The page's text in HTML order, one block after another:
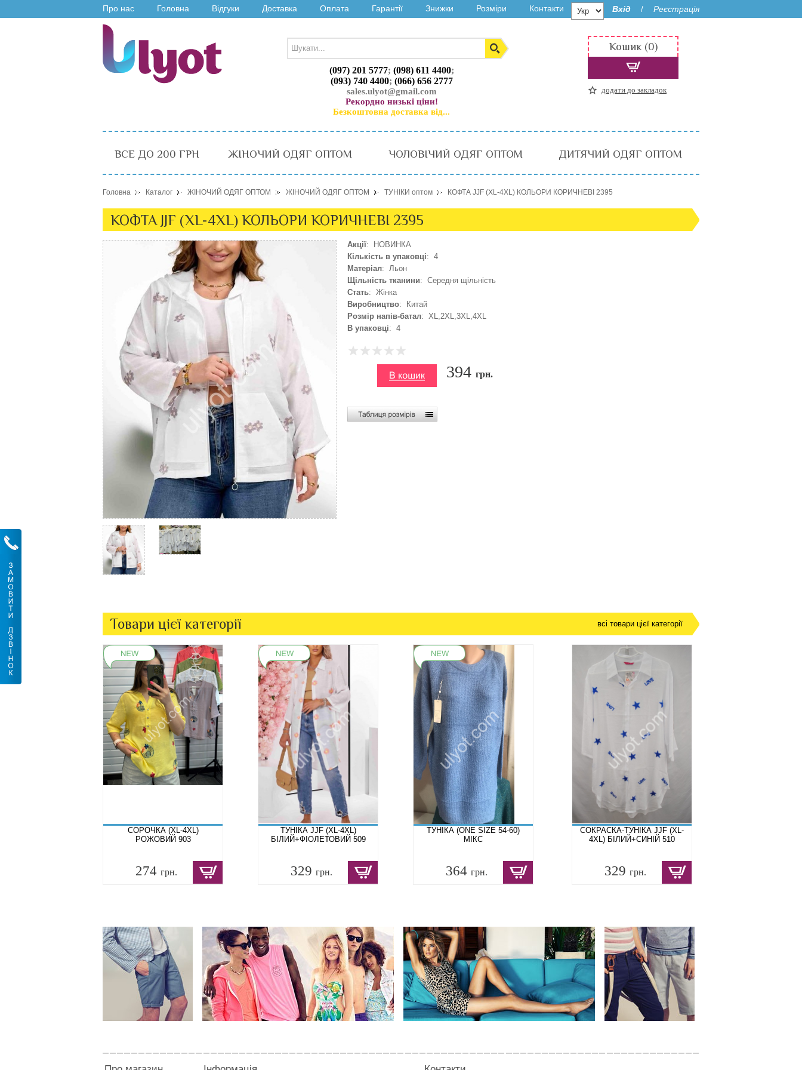
Про нас Головна Відгуки Доставка Оплата Гарантії Знижки Розміри Контакти Вхід / Реєстрація
(097) 201 5777; (098) 611 4400;
(093) 740 4400; (066) 656 2777
sales.ulyot@gmail.com
Рекордно низькі ціни!
Безкоштовна доставка від...
Кошик (0)
додати до закладок
ВСЕ ДО 200 ГРН ЖІНОЧИЙ ОДЯГ ОПТОМ ЧОЛОВІЧИЙ ОДЯГ ОПТОМ ДИТЯЧИЙ ОДЯГ ОПТОМ
Головна Каталог ЖІНОЧИЙ ОДЯГ ОПТОМ ЖІНОЧИЙ ОДЯГ ОПТОМ ТУНІКИ оптом КОФТА JJF (XL-4XL) КОЛЬОРИ КОРИЧНЕВІ 2395
КОФТА JJF (XL-4XL) КОЛЬОРИ КОРИЧНЕВІ 2395
Акції: НОВИНКА
Кількість в упаковці: 4
Матеріал: Льон
Щільність тканини: Середня щільність
Стать: Жінка
Виробництво: Китай
Розмір напів-батал: XL,2XL,3XL,4XL
В упаковці: 4
394 грн.
Товари цієї категорії всі товари цієї категорії
СОРОЧКА (XL-4XL)
РОЖОВИЙ 903
274 грн.
ТУНІКА JJF (XL-4XL)
БІЛИЙ+ФІОЛЕТОВИЙ 509
329 грн.
ТУНІКА (ONE SIZE 54-60)
МІКС
364 грн.
СОКРАСКА-ТУНІКА JJF (XL-
4XL) БІЛИЙ+СИНІЙ 510
329 грн.